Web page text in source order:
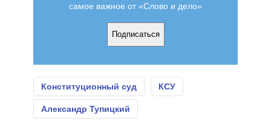
самое важное от «Слово и дело»
Подписаться
Конституционный суд КСУ
Александр Тупицкий